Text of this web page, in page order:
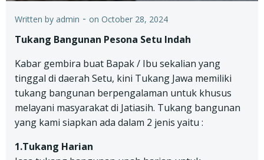
Written by admin - on October 28, 2024
Tukang Bangunan Pesona Setu Indah
Kabar gembira buat Bapak / Ibu sekalian yang
tinggal di daerah Setu, kini Tukang Jawa memiliki
tukang bangunan berpengalaman untuk khusus
melayani masyarakat di Jatiasih. Tukang bangunan
yang kami siapkan ada dalam 2 jenis yaitu :
1.Tukang Harian